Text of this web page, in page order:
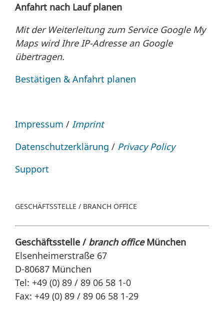
Anfahrt nach Lauf planen
Mit der Weiterleitung zum Service Google My
Maps wird Ihre IP-Adresse an Google
übertragen.
Bestätigen & Anfahrt planen
Impressum / Imprint
Datenschutzerklärung / Privacy Policy
Support
GESCHÄFTSSTELLE / BRANCH OFFICE
Geschäftsstelle / branch officeMünchen
Elsenheimerstraße 67
D-80687 München
Tel: +49 (0) 89 / 89 06 58 1-0
Fax: +49 (0) 89 / 89 06 58 1-29